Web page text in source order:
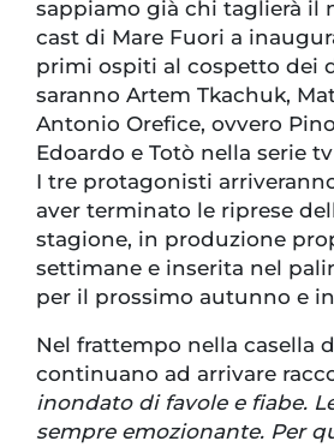
sappiamo già chi taglierà il
cast di Mare Fuori a
primi ospiti al cospetto dei
saranno Artem Tkachuk,
Antonio Orefice, ovvero
Edoardo e Totò nella serie
I tre protagonisti
aver terminato le riprese
stagione, in produzione
settimane e inserita nel
per il prossimo autunno e
Nel frattempo nella casella
continuano ad arrivare
inondato di favole e fiabe.
sempre emozionante. Per